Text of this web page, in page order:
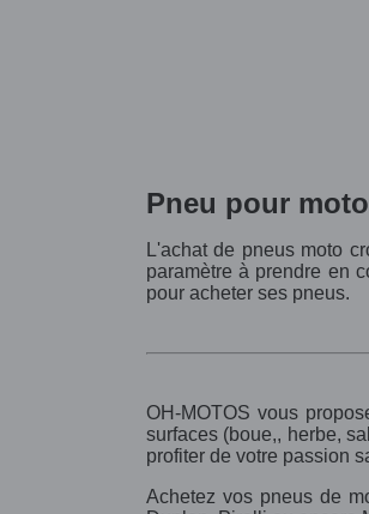
Pneu pour
L'achat de pneus moto
paramètre à prendre en
pour acheter ses pneus.
OH-MOTOS vous
surfaces (boue,, herbe,
profiter de votre passion
Achetez vos pneus de